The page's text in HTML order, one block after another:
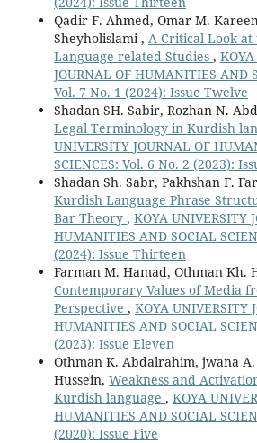
Qadir F. Ahmed, Omar M.
Sheyholislami , A Critical Look
Language-related Studies ,
JOURNAL OF HUMANITIES AND
Vol. 7 No. 1 (2024): Issue Twelve
Shadan SH. Sabir, Rozhan N.
Legal Terminology in Kurdish
UNIVERSITY JOURNAL OF
SCIENCES: Vol. 6 No. 2 (2023):
Shadan Sh. Sabr, Pakhshan F.
Kurdish Language Phrase
Bar Theory , KOYA UNIVERSITY
HUMANITIES AND SOCIAL
(2024): Issue Thirteen
Farman M. Hamad, Othman Kh.
Contemporary Values of Media
Perspective , KOYA UNIVERSITY
HUMANITIES AND SOCIAL
(2023): Issue Eleven
Othman K. Abdalrahim, jwana
Hussein, Weakness and
Kurdish language , KOYA
HUMANITIES AND SOCIAL
(2020): Issue Five